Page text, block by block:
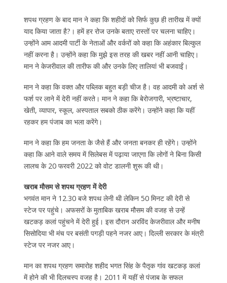
शपथ ग्रहण के बाद मान ने कहा कि शहीदों को सिर्फ कुछ ही तारीख में क्यों
याद किया जाता है?। हमें हर रोज उनके बताए रास्तों पर चलना चाहिए।
उन्होंने आम आदमी पार्टी के नेताओं और वर्करों को कहा कि अहंकार बिल्कुल
नहीं करना है। उन्होंने कहा कि मुझे इस तरह की खबर नहीं आनी चाहिए।
मान ने केजरीवाल की तारीफ की और उनके लिए तालियां भी बजवाईं।
मान ने कहा कि वक्त और पब्लिक बहुत बड़ी चीज है। वह आदमी को अर्श से
फर्श पर लाने में देरी नहीं करते। मान ने कहा कि बेरोजगारी, भ्रष्टाचार,
खेती, व्यापार, स्कूल, अस्पताल सबको ठीक करेंगे। उन्होंने कहा कि यहीं
रहकर हम पंजाब का भला करेंगे।
मान ने कहा कि हम जनता के जैसे हैं और जनता बनकर ही रहेंगे। उन्होंने
कहा कि आने वाले समय में सिलेबस में पढ़ाया जाएगा कि लोगों ने बिना किसी
लालच के 20 फरवरी 2022 को वोट डालनी शुरू की थी।
खराब मौसम से शपथ ग्रहण में देरी
भगवंत मान ने 12.30 बजे शपथ लेनी थी लेकिन 50 मिनट की देरी से
स्टेज पर पहुंचे। अफसरों के मुताबिक खराब मौसम की वजह से उन्हें
खटकड़ कलां पहुंचने में देरी हुई। इस दौरान अरविंद केजरीवाल और मनीष
सिसोदिया भी मंच पर बसंती पगड़ी पहने नजर आए। दिल्ली सरकार के मंत्री
स्टेज पर नजर आए।
मान का शपथ ग्रहण समारोह शहीद भगत सिंह के पैतृक गांव खटकड़ कलां
में होने की भी दिलचस्प वजह है। 2011 में यहीं से पंजाब के सफल